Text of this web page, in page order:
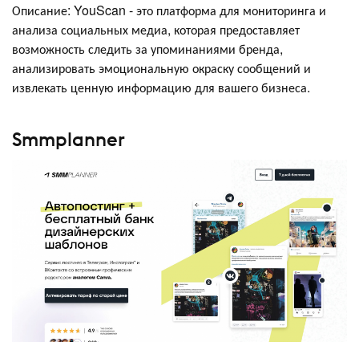
Описание: YouScan - это платформа для мониторинга и
анализа социальных медиа, которая предоставляет
возможность следить за упоминаниями бренда,
анализировать эмоциональную окраску сообщений и
извлекать ценную информацию для вашего бизнеса.
Smmplanner